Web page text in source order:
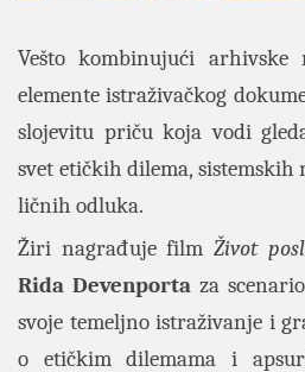
Vešto kombinujući
elemente istraživačkog
slojevitu priču koja vodi
svet etičkih dilema,
ličnih odluka.
Žiri nagrađuje filmŽivot
Rida Devenportaza
svoje temeljno istraživanje i
o etičkim dilemama i